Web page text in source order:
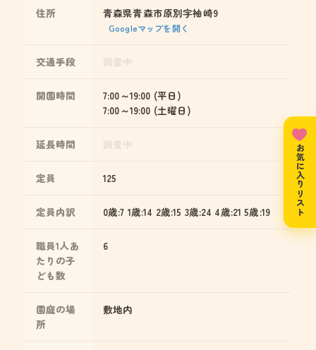
住所 青森県青森市原別字袖崎9
Googleマップを開く
交通手段
開園時間
7:00～19:00 (平日)
7:00～19:00 (土曜日)
延長時間
定員 125
定員内訳 0歳:7 1歳:14 2歳:15 3歳:24 4歳:21 5歳:19
職員1人あ
たりの子
ども数
6
園庭の場
所
敷地内
お気に入りリスト